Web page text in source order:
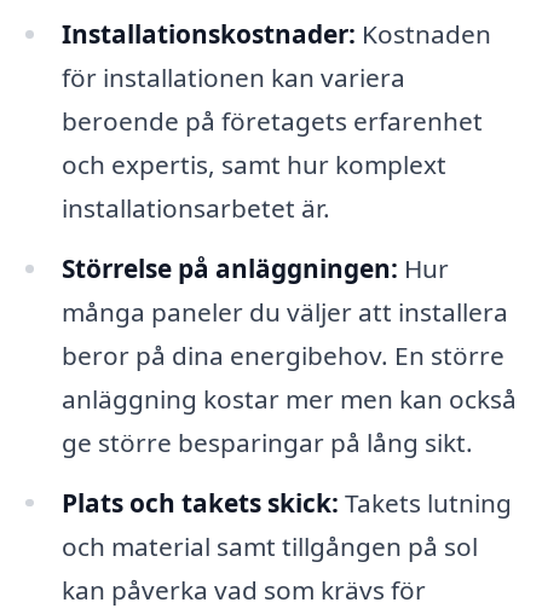
Installationskostnader: Kostnaden
för installationen kan variera
beroende på företagets erfarenhet
och expertis, samt hur komplext
installationsarbetet är.
Störrelse på anläggningen: Hur
många paneler du väljer att installera
beror på dina energibehov. En större
anläggning kostar mer men kan också
ge större besparingar på lång sikt.
Plats och takets skick: Takets lutning
och material samt tillgången på sol
kan påverka vad som krävs för